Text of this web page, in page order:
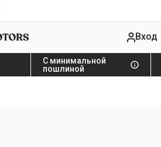
Вход
С минимальной
пошлиной